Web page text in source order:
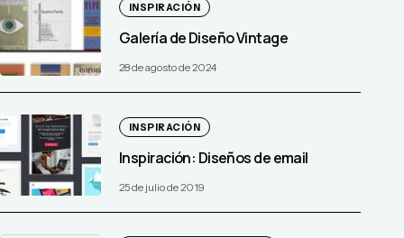
INSPIRACIÓN
Galería de Diseño Vintage
28 de agosto de 2024
INSPIRACIÓN
Inspiración: Diseños de email
25 de julio de 2019